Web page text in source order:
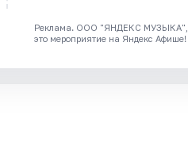
Реклама. ООО "ЯНДЕКС МУЗЫКА",
это мероприятие на Яндекс Афише!